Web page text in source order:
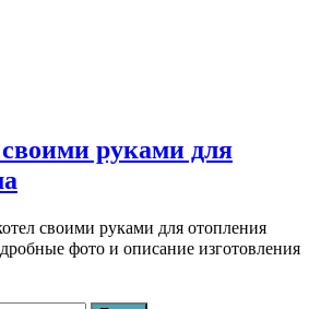
руками для
своими руками для отопления
фото и описание изготовления